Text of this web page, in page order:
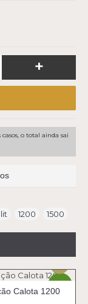
+
o total ainda sai
1200 1500
Calota 1200